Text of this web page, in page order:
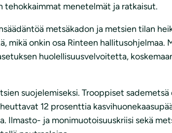
menetelmät ja ratkaisut.
metsäkadon ja metsien tilan
onkin osa Rinteen hallitusohjelmaa.
huolellisuusvelvoitetta,
suojelemiseksi. Trooppiset
12 prosenttia
Ilmasto- ja monimuotoisuuskriisi sekä